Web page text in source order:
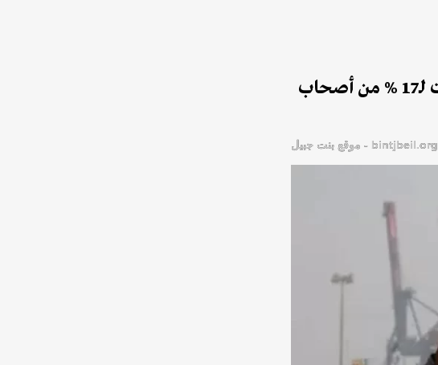
العديد من الأهالي بدأوا ترميم منازلهم على نفقتهم الخاصة.. الجيش بدأ دفع المساعدات لـ17 % من أصحاب
bintjbeil.org - موقع بنت جبيل